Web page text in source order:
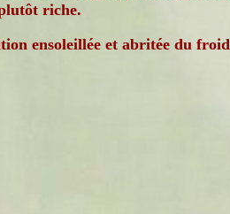
riche.
ensoleillée et abritée du